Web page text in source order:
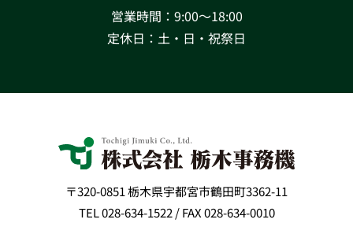
営業時間：9:00〜18:00
定休日：土・日・祝祭日
〒320-0851 栃木県宇都宮市鶴田町3362-11
TEL 028-634-1522 / FAX 028-634-0010